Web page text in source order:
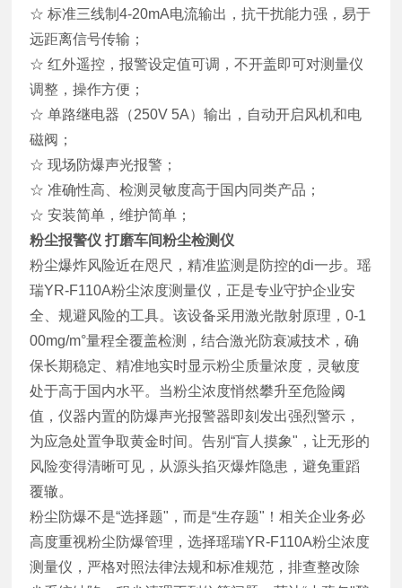
☆ 标准三线制4-20mA电流输出，抗干扰能力强，易于
远距离信号传输；
☆ 红外遥控，报警设定值可调，不开盖即可对测量仪
调整，操作方便；
☆ 单路继电器（250V 5A）输出，自动开启风机和电
磁阀；
☆ 现场防爆声光报警；
☆ 准确性高、检测灵敏度高于国内同类产品；
☆ 安装简单，维护简单；
粉尘报警仪 打磨车间粉尘检测仪
粉尘爆炸风险近在咫尺，精准监测是防控的di一步。瑶
瑞YR-F110A粉尘浓度测量仪，正是专业守护企业安
全、规避风险的工具。该设备采用激光散射原理，0-1
00mg/m°量程全覆盖检测，结合激光防衰减技术，确
保长期稳定、精准地实时显示粉尘质量浓度，灵敏度
处于高于国内水平。当粉尘浓度悄然攀升至危险阈
值，仪器内置的防爆声光报警器即刻发出强烈警示，
为应急处置争取黄金时间。告别“盲人摸象"，让无形的
风险变得清晰可见，从源头掐灭爆炸隐患，避免重蹈
覆辙。
粉尘防爆不是“选择题"，而是“生存题"！相关企业务必
高度重视粉尘防爆管理，选择瑶瑞YR-F110A粉尘浓度
测量仪，严格对照法律法规和标准规范，排查整改除